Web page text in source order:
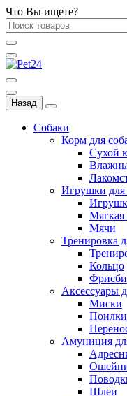
Что Вы ищете?
Назад
Собаки
Корм для
Сухой
Игрушки для
Мягкая
Мячи
Тренировка
Кольцо
Фрисби
Аксессуары
Миски
Поилки
Амуниция
Шлеи